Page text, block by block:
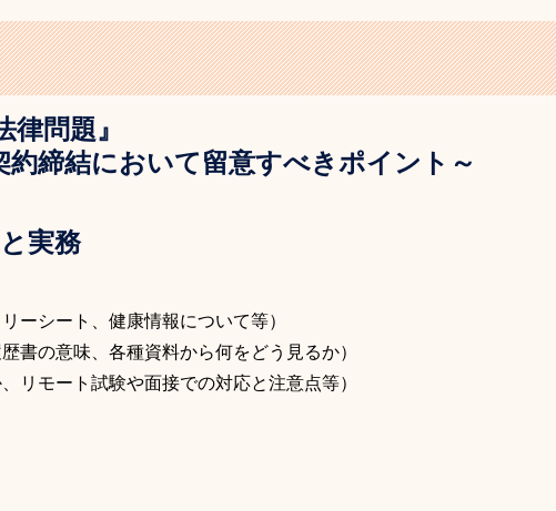
問題』
約締結において留意すべきポイント～
実務
ーシート、健康情報について等）
書の意味、各種資料から何をどう見るか）
リモート試験や面接での対応と注意点等）